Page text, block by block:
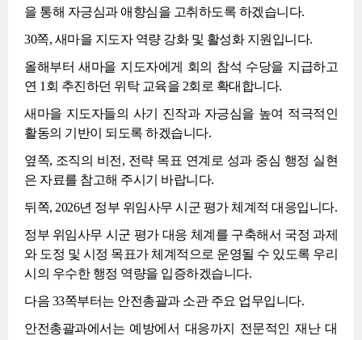
을 통해 자긍심과 애향심을 고취하도록 하겠습니다.
30쪽, 새마을 지도자 역량 강화 및 활성화 지원입니다.
올해부터 새마을 지도자에게 회의 참석 수당을 지급하고
연 1회 추진하던 위탁 교육을 2회로 확대합니다.
새마을 지도자들의 사기 진작과 자긍심을 높여 적극적인
활동의 기반이 되도록 하겠습니다.
옆쪽, 조직의 비전, 전략 목표 연계로 성과 중심 행정 실현
은 자료를 참고해 주시기 바랍니다.
뒤쪽, 2026년 정부 위임사무 시군 평가 체계적 대응입니다.
정부 위임사무 시군 평가 대응 체계를 구축해서 국정 과제
와 도정 및 시정 목표가 체계적으로 운영될 수 있도록 우리
시의 우수한 행정 역량을 입증하겠습니다.
다음 33쪽부터는 안전총괄과 소관 주요 업무입니다.
안전총괄과에서는 예방에서 대응까지 전문적인 재난 대